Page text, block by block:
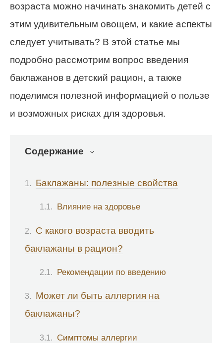
возраста можно начинать знакомить детей с
этим удивительным овощем, и какие аспекты
следует учитывать? В этой статье мы
подробно рассмотрим вопрос введения
баклажанов в детский рацион, а также
поделимся полезной информацией о пользе
и возможных рисках для здоровья.
Содержание
Баклажаны: полезные свойства
Влияние на здоровье
С какого возраста вводить
баклажаны в рацион?
Рекомендации по введению
Может ли быть аллергия на
баклажаны?
Симптомы аллергии